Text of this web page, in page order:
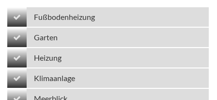
Fußbodenheizung
Garten
Heizung
Klimaanlage
Meerblick